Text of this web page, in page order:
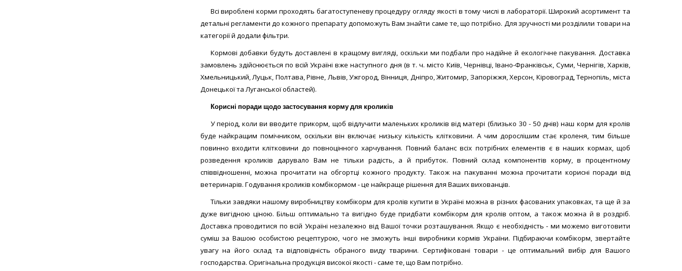
Всі вироблені корми проходять багатоступеневу процедуру огляду якості в тому числі в лабораторії. Широкий асортимент та
детальні регламенти до кожного препарату допоможуть Вам знайти саме те, що потрібно. Для зручності ми розділили товари на
категорії й додали фільтри.
Кормові добавки будуть доставлені в кращому вигляді, оскільки ми подбали про надійне й екологічне пакування. Доставка
замовлень здійснюється по всій Україні вже наступного дня (в т. ч. місто Київ, Чернівці, Івано-Франківськ, Суми, Чернігів, Харків,
Хмельницький, Луцьк, Полтава, Рівне, Львів, Ужгород, Вінниця, Дніпро, Житомир, Запоріжжя, Херсон, Кіровоград, Тернопіль, міста
Донецької та Луганської областей).
Корисні поради щодо застосування корму для кроликів
У період, коли ви вводите прикорм, щоб відлучити маленьких кроликів від матері (близько 30 - 50 днів) наш корм для кролів
буде найкращим помічником, оскільки він включає низьку кількість клітковини. А чим дорослішим стає кроленя, тим більше
повинно входити клітковини до повноцінного харчування. Повний баланс всіх потрібних елементів є в наших кормах, щоб
розведення кроликів дарувало Вам не тільки радість, а й прибуток. Повний склад компонентів корму, в процентному
співвідношенні, можна прочитати на обгортці кожного продукту. Також на пакуванні можна прочитати корисні поради від
ветеринарів. Годування кроликів комбікормом - це найкраще рішення для Ваших вихованців.
Тільки завдяки нашому виробництву комбікорм для кролів купити в Україні можна в різних фасованих упаковках, та ще й за
дуже вигідною ціною. Більш оптимально та вигідно буде придбати комбікорм для кролів оптом, а також можна й в роздріб.
Доставка проводитися по всій Україні незалежно від Вашої точки розташування. Якщо є необхідність - ми можемо виготовити
суміш за Вашою особистою рецептурою, чого не зможуть інші виробники кормів України. Підбираючи комбікорм, звертайте
увагу на його склад та відповідність обраного виду тварини. Сертифіковані товари - це оптимальний вибір для Вашого
господарства. Оригінальна продукція високої якості - саме те, що Вам потрібно.